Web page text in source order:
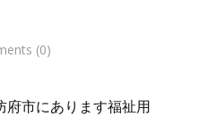
(0)
府市にあります福祉用